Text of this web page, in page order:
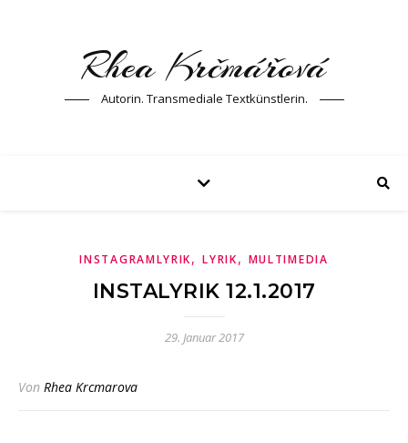
Rhea Krčmářová
Autorin. Transmediale Textkünstlerin.
INSTAGRAMLYRIK,LYRIK, MULTIMEDIA
INSTALYRIK 12.1.2017
29. Januar 2017
Von Rhea Krcmarova